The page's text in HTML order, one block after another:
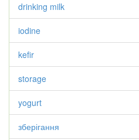
drinking milk
iodine
kefir
storage
yogurt
зберігання